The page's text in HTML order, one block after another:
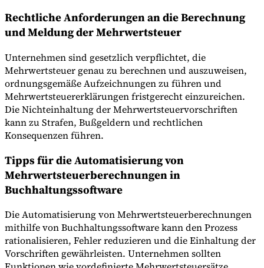
Rechtliche Anforderungen an die Berechnung
und Meldung der Mehrwertsteuer
Unternehmen sind gesetzlich verpflichtet, die
Mehrwertsteuer genau zu berechnen und auszuweisen,
ordnungsgemäße Aufzeichnungen zu führen und
Mehrwertsteuererklärungen fristgerecht einzureichen.
Die Nichteinhaltung der Mehrwertsteuervorschriften
kann zu Strafen, Bußgeldern und rechtlichen
Konsequenzen führen.
Tipps für die Automatisierung von
Mehrwertsteuerberechnungen in
Buchhaltungssoftware
Die Automatisierung von Mehrwertsteuerberechnungen
mithilfe von Buchhaltungssoftware kann den Prozess
rationalisieren, Fehler reduzieren und die Einhaltung der
Vorschriften gewährleisten. Unternehmen sollten